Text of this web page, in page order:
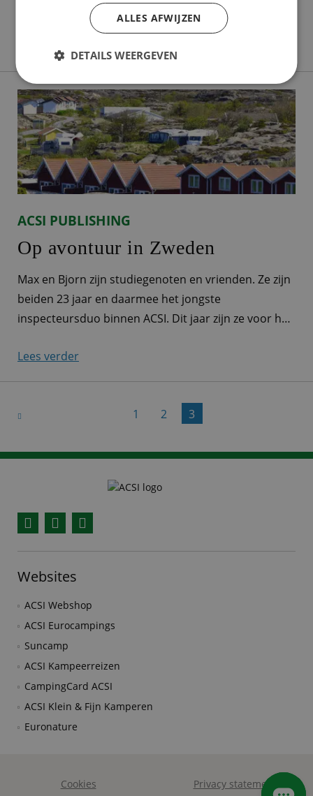
iedere zomer met auto en caravan naar het Franse
eiland Corsica. Dit jaar stond ook de Elzas op de
planning als tweede inspectiegebied. ‘Inspecteur zijn
Frankrijk te combineren
ACSI PUBLISHING
Op avontuur in Zweden
Max en Bjorn zijn studiegenoten en vrienden. Ze zijn
beiden 23 jaar en daarmee het jongste
inspecteursduo binnen ACSI. Dit jaar zijn ze voor het
Het werd een avontuur door Zweden. Een
momenten en ongelooflijk mooie natuur.
Lees verder
1 2 3
Websites
ACSI Webshop
ACSI Eurocampings
Suncamp
ACSI Kampeerreizen
CampingCard ACSI
ACSI Klein & Fijn Kamperen
Euronature
Cookies Privacy statement
ALLES AFWIJZEN
DETAILS WEERGEVEN